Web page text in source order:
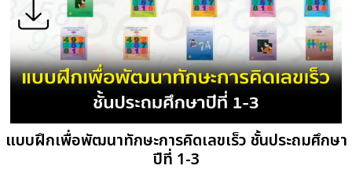
แบบฝึกเพื่อพัฒนาทักษะการคิดเลขเร็ว ชั้นประถมศึกษา
ปีที่ 1-3